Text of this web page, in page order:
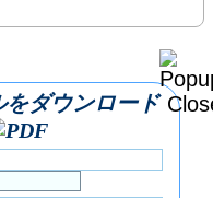
をダウンロード